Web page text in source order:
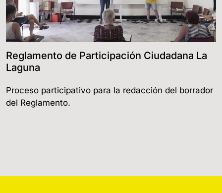
Reglamento de Participación Ciudadana La
Laguna
Proceso participativo para la redacción del borrador
del Reglamento.